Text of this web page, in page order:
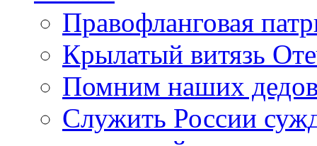
Правофланговая
Крылатый витязь
Помним наших
Служить России